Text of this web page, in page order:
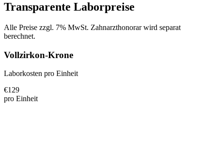
Transparente Laborpreise
Alle Preise zzgl. 7% MwSt. Zahnarzthonorar wird separat
berechnet.
Vollzirkon-Krone
Laborkosten pro Einheit
€129
pro Einheit